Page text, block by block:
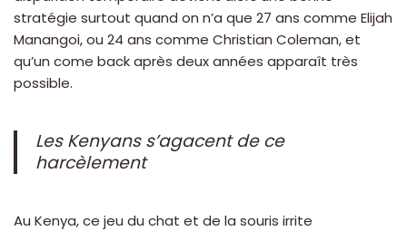
stratégie surtout quand on n’a que 27 ans comme Elijah
Manangoi, ou 24 ans comme Christian Coleman, et
qu’un come back après deux années apparaît très
possible.
Les Kenyans s’agacent de ce
harcèlement
Au Kenya, ce jeu du chat et de la souris irrite